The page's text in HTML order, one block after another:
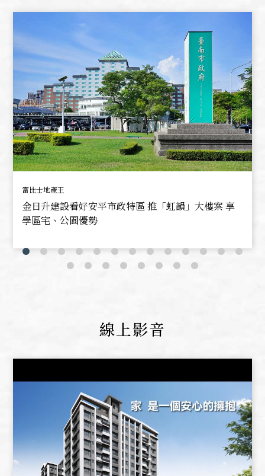
富比士地產王
金日升建設看好安平市政特區 推「虹韻」大樓案 享
學區宅、公園優勢
線上影音